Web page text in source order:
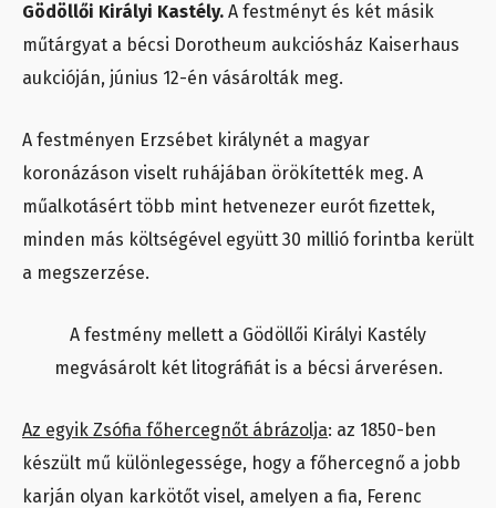
Gödöllői Királyi Kastély. A festményt és két másik
műtárgyat a bécsi Dorotheum aukciósház Kaiserhaus
aukcióján, június 12-én vásárolták meg.
A festményen Erzsébet királynét a magyar
koronázáson viselt ruhájában örökítették meg. A
műalkotásért több mint hetvenezer eurót fizettek,
minden más költségével együtt 30 millió forintba került
a megszerzése.
A festmény mellett a Gödöllői Királyi Kastély
megvásárolt két litográfiát is a bécsi árverésen.
Az egyik Zsófia főhercegnőt ábrázolja: az 1850-ben
készült mű különlegessége, hogy a főhercegnő a jobb
karján olyan karkötőt visel, amelyen a fia, Ferenc